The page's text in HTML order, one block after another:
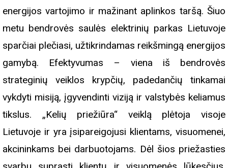
energijos vartojimo ir mažinant aplinkos taršą. Šiuo
metu bendrovės saulės elektrinių parkas Lietuvoje
sparčiai plečiasi, užtikrindamas reikšmingą energijos
gamybą. Efektyvumas – viena iš bendrovės
strateginių veiklos krypčių, padedančių tinkamai
vykdyti misiją, įgyvendinti viziją ir valstybės keliamus
tikslus. „Kelių priežiūra“ veiklą plėtoja visoje
Lietuvoje ir yra įsipareigojusi klientams, visuomenei,
akcininkams bei darbuotojams. Dėl šios priežasties